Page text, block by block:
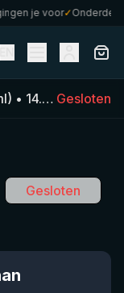
je voor✓Onderdeel
• 14.0 %•Mead -
Gesloten
Gesloten